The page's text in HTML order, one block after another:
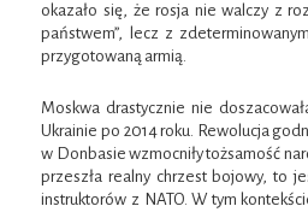
okazało się, że rosja nie walczy z
państwem”, lecz z
przygotowaną armią.
Moskwa drastycznie nie
Ukrainie po 2014 roku. Rewolucja
w Donbasie wzmocniły tożsamość
przeszła realny chrzest bojowy, to
instruktorów z NATO. W tym